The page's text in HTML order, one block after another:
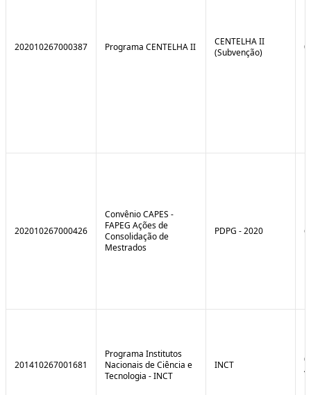
202010267000387 Programa CENTELHA II
CENTELHA II
(Subvenção)
202010267000426
Convênio CAPES -
FAPEG Ações de
Consolidação de
Mestrados
PDPG - 2020
201410267001681
Programa Institutos
Nacionais de Ciência e
Tecnologia - INCT
INCT